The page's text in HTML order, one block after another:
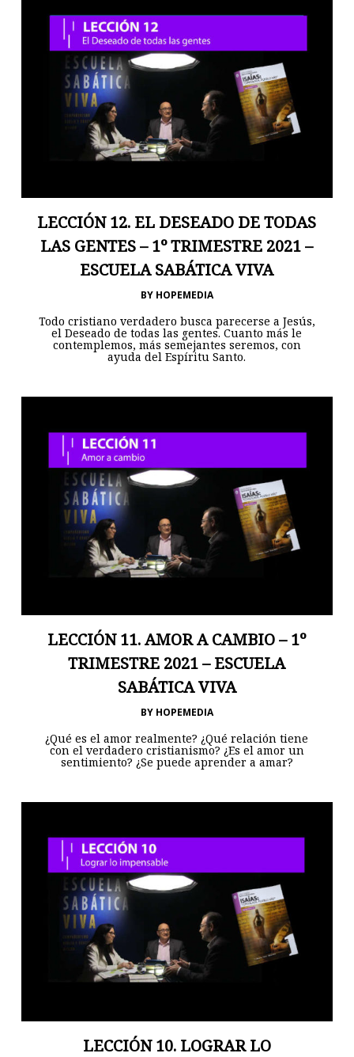
LECCIÓN 12. EL DESEADO DE TODAS
LAS GENTES – 1º TRIMESTRE 2021 –
ESCUELA SABÁTICA VIVA
BY HOPEMEDIA
Todo cristiano verdadero busca parecerse a Jesús,
el Deseado de todas las gentes. Cuanto más le
contemplemos, más semejantes seremos, con
ayuda del Espíritu Santo.
LECCIÓN 11. AMOR A CAMBIO – 1º
TRIMESTRE 2021 – ESCUELA
SABÁTICA VIVA
BY HOPEMEDIA
¿Qué es el amor realmente? ¿Qué relación tiene
con el verdadero cristianismo? ¿Es el amor un
sentimiento? ¿Se puede aprender a amar?
LECCIÓN 10. LOGRAR LO